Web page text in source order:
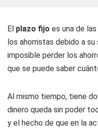
El plazo fijo es una de
los ahorristas debido a
imposible perder los
que se puede saber
Al mismo tiempo, tiene
dinero queda sin poder
y el hecho de que en la